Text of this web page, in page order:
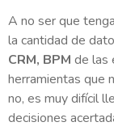
A no ser que
la cantidad de
CRM, BPM de las
herramientas que
no, es muy difícil
decisiones